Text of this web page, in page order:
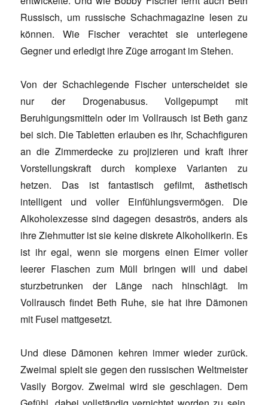
Russisch, um russische Schachmagazine lesen zu
können. Wie Fischer verachtet sie unterlegene
Gegner und erledigt ihre Züge arrogant im Stehen.
Von der Schachlegende Fischer unterscheidet sie
nur der Drogenabusus. Vollgepumpt mit
Beruhigungsmitteln oder im Vollrausch ist Beth ganz
bei sich. Die Tabletten erlauben es ihr, Schachfiguren
an die Zimmerdecke zu projizieren und kraft ihrer
Vorstellungskraft durch komplexe Varianten zu
hetzen. Das ist fantastisch gefilmt, ästhetisch
intelligent und voller Einfühlungsvermögen. Die
Alkoholexzesse sind dagegen desaströs, anders als
ihre Ziehmutter ist sie keine diskrete Alkoholikerin. Es
ist ihr egal, wenn sie morgens einen Eimer voller
leerer Flaschen zum Müll bringen will und dabei
sturzbetrunken der Länge nach hinschlägt. Im
Vollrausch findet Beth Ruhe, sie hat ihre Dämonen
mit Fusel mattgesetzt.
Und diese Dämonen kehren immer wieder zurück.
Zweimal spielt sie gegen den russischen Weltmeister
Vasily Borgov. Zweimal wird sie geschlagen. Dem